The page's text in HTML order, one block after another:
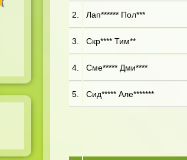
2. Лап****** Пол***
3. Скр**** Тим**
4. Сме***** Дми****
5. Сид***** Але*******